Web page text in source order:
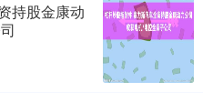
湾财社记者搜索发现，盒马和
辣粉。对此，叮咚买菜相关
股金康动力公司 收获电机/电
持股金康动